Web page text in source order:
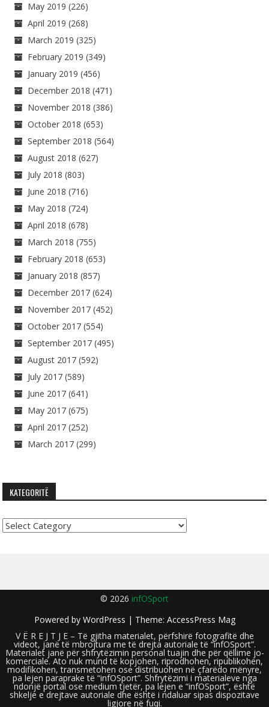
May 2019 (226)
April 2019 (268)
March 2019 (325)
February 2019 (349)
January 2019 (456)
December 2018 (471)
November 2018 (386)
October 2018 (653)
September 2018 (564)
August 2018 (627)
July 2018 (803)
June 2018 (716)
May 2018 (724)
April 2018 (678)
March 2018 (755)
February 2018 (653)
January 2018 (857)
December 2017 (624)
November 2017 (452)
October 2017 (554)
September 2017 (495)
August 2017 (592)
July 2017 (589)
June 2017 (641)
May 2017 (675)
April 2017 (252)
March 2017 (299)
KATEGORITË
Kategoritë
© 2026 infOSport
Powered by WordPress | Theme: AccessPress Mag
V Ë R E J T J E – Të gjitha materialet, përfshirë fotografitë dhe
videot, janë të mbrojtura me të drejta autoriale të “infOSport”.
Materialet janë për shfrytëzimin personal tuajin dhe për qëllime jo-
komerciale. Ato nuk mund të kopjohen, riprodhohen, ripublikohen,
modifikohen, transmetohen ose distribuohen në çfarëdo mënyre,
pa lejen paraprake të “infOSport”. Shfrytëzimi i materialeve nga
ndonjë portal ose medium tjetër, pa lejen e “infOSport”, është
shkelje e drejtave autoriale dhe është i ndaluar sipas dispozitave
ligjore në fuqi.